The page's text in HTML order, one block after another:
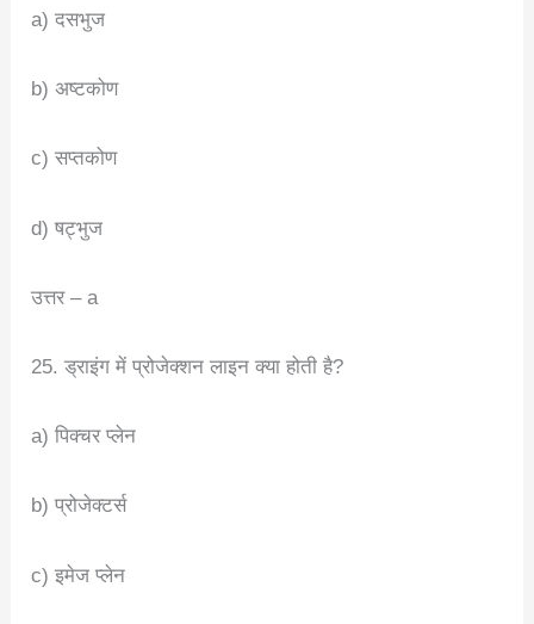
a) दसभुज
b) अष्टकोण
c) सप्तकोण
d) षट्भुज
उत्तर – a
25. ड्राइंग में प्रोजेक्शन लाइन क्या होती है?
a) पिक्चर प्लेन
b) प्रोजेक्टर्स
c) इमेज प्लेन